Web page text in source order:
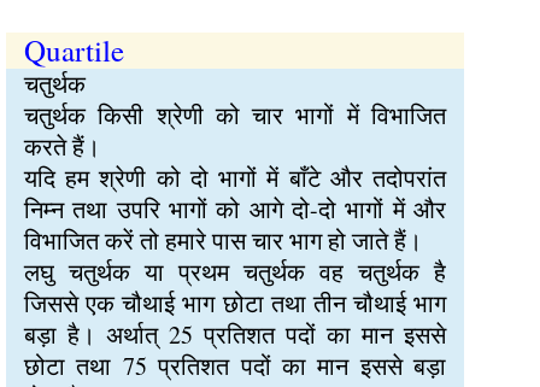
Quartile
चतुर्थक
चतुर्थक किसी श्रेणी को चार भागों में विभाजित
करते हैं।
यदि हम श्रेणी को दो भागों में बाँटे और तदोपरांत
निम्न तथा उपरि भागों को आगे दो-दो भागों में और
विभाजित करें तो हमारे पास चार भाग हो जाते हैं।
लघु चतुर्थक या प्रथम चतुर्थक वह चतुर्थक है
जिससे एक चौथाई भाग छोटा तथा तीन चौथाई भाग
बड़ा है। अर्थात् 25 प्रतिशत पदों का मान इससे
छोटा तथा 75 प्रतिशत पदों का मान इससे बड़ा